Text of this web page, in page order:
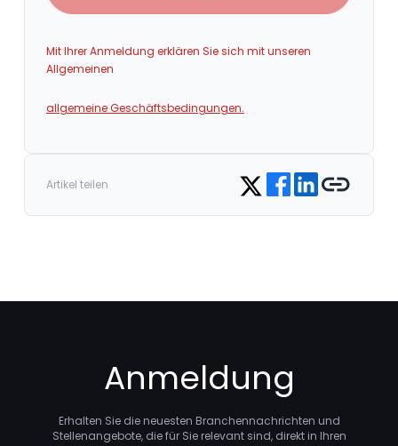
Mit Ihrer Anmeldung erklären Sie sich mit unseren
Allgemeinen
allgemeine Geschäftsbedingungen.
Artikel teilen Share on Twitter
Share on Facebook
Share on LinkedIn
Copy link
Anmeldung
Erhalten Sie die neuesten Branchennachrichten und
Stellenangebote, die für Sie relevant sind, direkt in Ihren